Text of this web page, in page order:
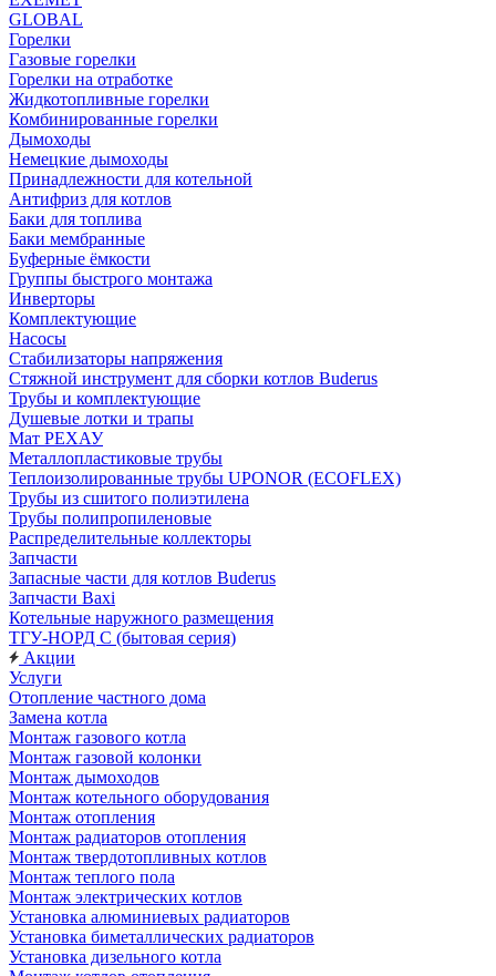
GLOBAL
Горелки
Газовые горелки
Горелки на отработке
Жидкотопливные горелки
Комбинированные горелки
Дымоходы
Немецкие дымоходы
Принадлежности для котельной
Антифриз для котлов
Баки для топлива
Баки мембранные
Буферные ёмкости
Группы быстрого монтажа
Инверторы
Комплектующие
Насосы
Стабилизаторы напряжения
Стяжной инструмент для сборки котлов Buderus
Трубы и комплектующие
Душевые лотки и трапы
Мат РЕХАУ
Металлопластиковые трубы
Теплоизолированные трубы UPONOR (ECOFLEX)
Трубы из сшитого полиэтилена
Трубы полипропиленовые
Распределительные коллекторы
Запчасти
Запасные части для котлов Buderus
Запчасти Baxi
Котельные наружного размещения
ТГУ-НОРД С (бытовая серия)
Акции
Услуги
Отопление частного дома
Замена котла
Монтаж газового котла
Монтаж газовой колонки
Монтаж дымоходов
Монтаж котельного оборудования
Монтаж отопления
Монтаж радиаторов отопления
Монтаж твердотопливных котлов
Монтаж теплого пола
Монтаж электрических котлов
Установка алюминиевых радиаторов
Установка биметаллических радиаторов
Установка дизельного котла